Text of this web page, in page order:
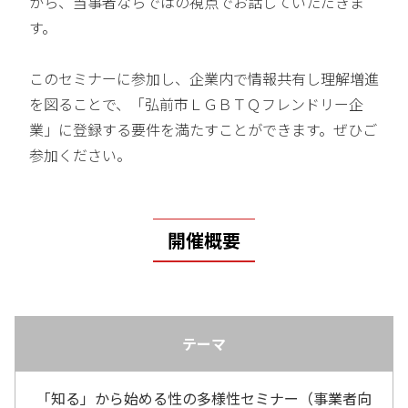
す。
このセミナーに参加し、企業内で情報共有し理解増進
を図ることで、「弘前市ＬＧＢＴＱフレンドリー企
業」に登録する要件を満たすことができます。ぜひご
参加ください。
開催概要
テーマ
「知る」から始める性の多様性セミナー（事業者向